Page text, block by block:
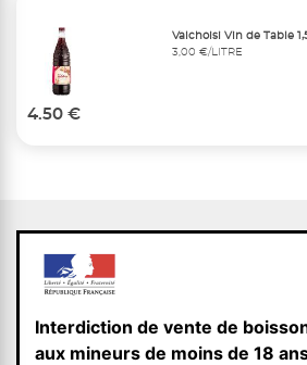
Valchoisi Vin de Table
3,00 €/LITRE
4.50 €
Interdiction de vente de
aux mineurs de moins de 18